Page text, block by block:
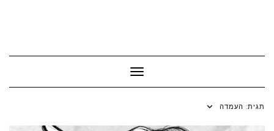
Toggle Navigation
תגית: העמדה